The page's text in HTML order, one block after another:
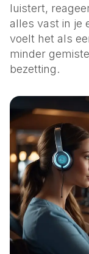
luistert,
alles vast in je
voelt het als
minder
bezetting.